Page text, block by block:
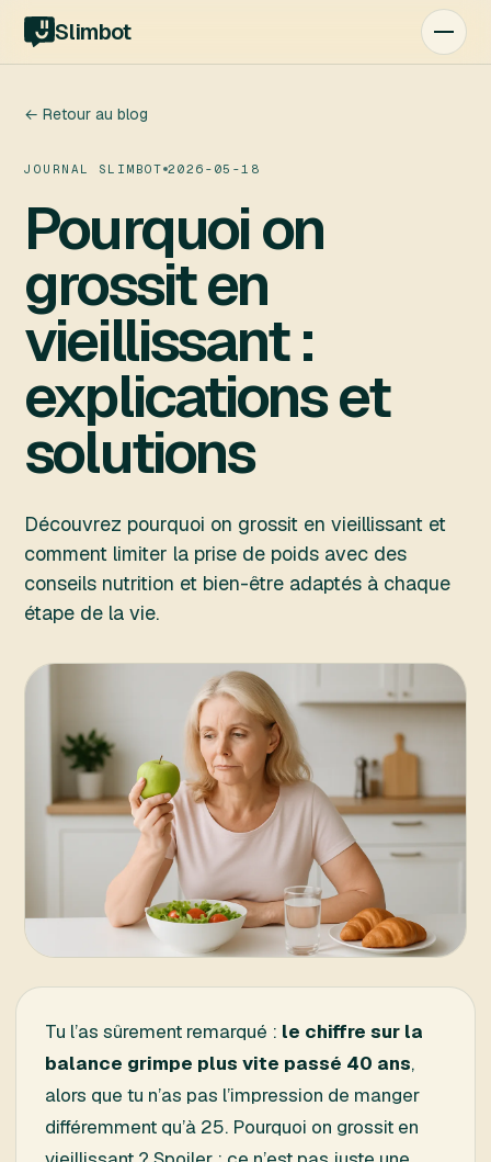
Slimbot
← Retour au blog
JOURNAL SLIMBOT 2026-05-18
Pourquoi on
grossit en
vieillissant :
explications et
solutions
Découvrez pourquoi on grossit en vieillissant et
comment limiter la prise de poids avec des
conseils nutrition et bien-être adaptés à chaque
étape de la vie.
Tu l’as sûrement remarqué : le chiffre sur la
balance grimpe plus vite passé 40 ans,
alors que tu n’as pas l’impression de manger
différemment qu’à 25. Pourquoi on grossit en